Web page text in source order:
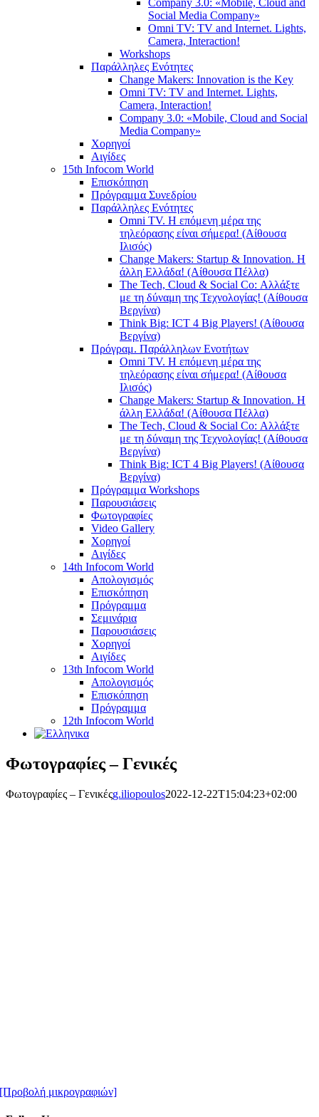
Company 3.0: «Mobile, Cloud and
Social Media Company»
Omni TV: TV and Internet. Lights,
Camera, Interaction!
Workshops
Παράλληλες Ενότητες
Change Makers: Innovation is the Key
Omni TV: TV and Internet. Lights,
Camera, Interaction!
Company 3.0: «Mobile, Cloud and Social
Media Company»
Χορηγοί
Αιγίδες
15th Infocom World
Επισκόπηση
Πρόγραμμα Συνεδρίου
Παράλληλες Ενότητες
Omni TV. Η επόμενη μέρα της
τηλεόρασης είναι σήμερα! (Αίθουσα
Ιλισός)
Change Makers: Startup & Innovation. Η
άλλη Ελλάδα! (Αίθουσα Πέλλα)
The Tech, Cloud & Social Co: Αλλάξτε
με τη δύναμη της Τεχνολογίας! (Αίθουσα
Βεργίνα)
Think Big: ICT 4 Big Players! (Αίθουσα
Βεργίνα)
Πρόγραμ. Παράλληλων Ενοτήτων
Omni TV. Η επόμενη μέρα της
τηλεόρασης είναι σήμερα! (Αίθουσα
Ιλισός)
Change Makers: Startup & Innovation. Η
άλλη Ελλάδα! (Αίθουσα Πέλλα)
The Tech, Cloud & Social Co: Αλλάξτε
με τη δύναμη της Τεχνολογίας! (Αίθουσα
Βεργίνα)
Think Big: ICT 4 Big Players! (Αίθουσα
Βεργίνα)
Πρόγραμμα Workshops
Παρουσιάσεις
Φωτογραφίες
Video Gallery
Χορηγοί
Αιγίδες
14th Infocom World
Απολογισμός
Επισκόπηση
Πρόγραμμα
Σεμινάρια
Παρουσιάσεις
Χορηγοί
Αιγίδες
13th Infocom World
Απολογισμός
Επισκόπηση
Πρόγραμμα
12th Infocom World
Φωτογραφίες – Γενικές
Φωτογραφίες – Γενικέςg.iliopoulos2022-12-22T15:04:23+02:00
[Προβολή μικρογραφιών]